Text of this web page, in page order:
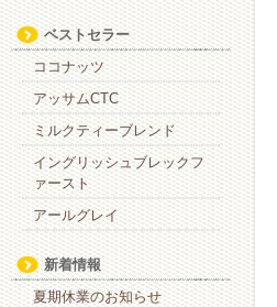
ベストセラー
ココナッツ
アッサムCTC
ミルクティーブレンド
イングリッシュブレックフ
ァースト
アールグレイ
新着情報
夏期休業のお知らせ